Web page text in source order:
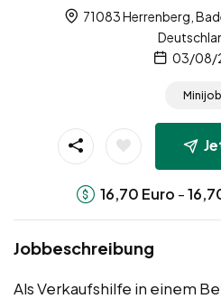
71083 Herrenberg,
03/08/
Minijob
16,70 Euro -
Jobbeschreibung
Als Verkaufshilfe in einem